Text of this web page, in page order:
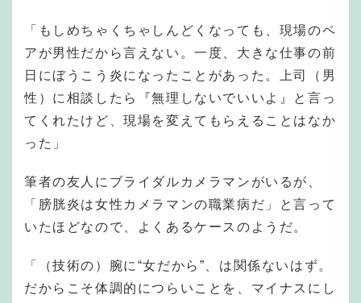
「もしめちゃくちゃしんどくなっても、現場のペ
アが男性だから言えない。一度、大きな仕事の前
日にぼうこう炎になったことがあった。上司（男
性）に相談したら『無理しないでいいよ』と言っ
てくれたけど、現場を変えてもらえることはなか
った」
筆者の友人にブライダルカメラマンがいるが、
「膀胱炎は女性カメラマンの職業病だ」と言って
いたほどなので、よくあるケースのようだ。
「（技術の）腕に“女だから”、は関係ないはず。
だからこそ体調的につらいことを、マイナスにし